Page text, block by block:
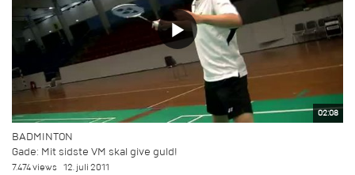
02:08
BADMINTON
Gade: Mit sidste VM skal give guld!
7.474 views 12. juli 2011